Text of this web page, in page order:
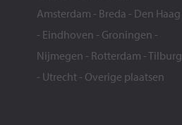
Amsterdam - Breda - Den Haag
- Eindhoven - Groningen -
Nijmegen - Rotterdam -Tilburg
- Utrecht - Overige plaatsen